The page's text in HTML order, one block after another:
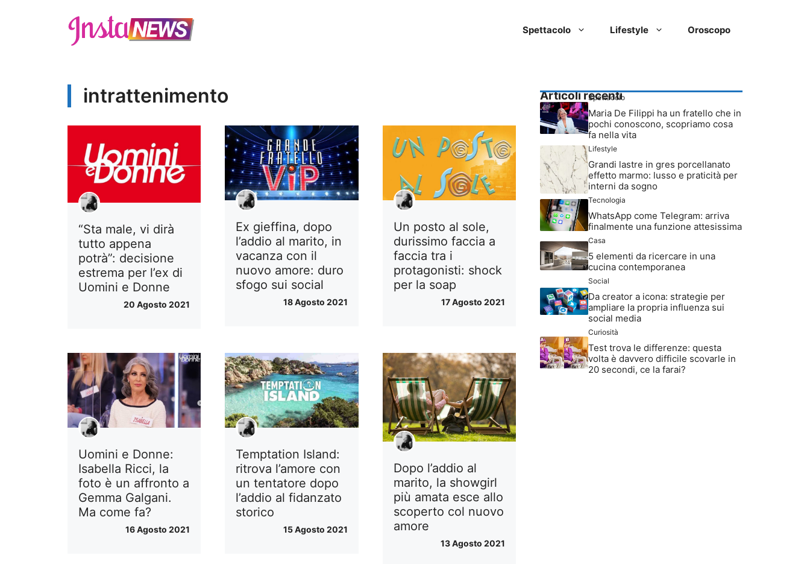
Spettacolo Lifestyle Oroscopo
intrattenimento
“Sta male, vi dirà
tutto appena
potrà”: decisione
estrema per l’ex di
Uomini e Donne
20 Agosto 2021
Ex gieffina, dopo
l’addio al marito, in
vacanza con il
nuovo amore: duro
sfogo sui social
18 Agosto 2021
Un posto al sole,
durissimo faccia a
faccia tra i
protagonisti: shock
per la soap
17 Agosto 2021
Uomini e Donne:
Isabella Ricci, la
foto è un affronto a
Gemma Galgani.
Ma come fa?
16 Agosto 2021
Temptation Island:
ritrova l’amore con
un tentatore dopo
l’addio al fidanzato
storico
15 Agosto 2021
Dopo l’addio al
marito, la showgirl
più amata esce allo
scoperto col nuovo
amore
13 Agosto 2021
Articoli recenti
Spettacolo
Maria De Filippi ha un fratello che in
pochi conoscono, scopriamo cosa
fa nella vita
Lifestyle
Grandi lastre in gres porcellanato
effetto marmo: lusso e praticità per
interni da sogno
Tecnologia
WhatsApp come Telegram: arriva
finalmente una funzione attesissima
Casa
5 elementi da ricercare in una
cucina contemporanea
Social
Da creator a icona: strategie per
ampliare la propria influenza sui
social media
Curiosità
Test trova le differenze: questa
volta è davvero difficile scovarle in
20 secondi, ce la farai?